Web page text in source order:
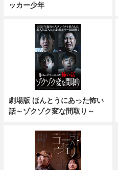
ッカー少年
劇場版 ほんとうにあった怖い
話～ゾクゾク変な間取り～